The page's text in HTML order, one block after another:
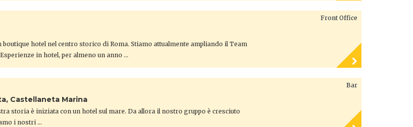
Front Office
boutique hotel nel centro storico di Roma. Stiamo attualmente ampliando il Team
in hotel, per almeno un anno …
Bar
Castellaneta Marina
storia è iniziata con un hotel sul mare. Da allora il nostro gruppo è cresciuto
i nostri …